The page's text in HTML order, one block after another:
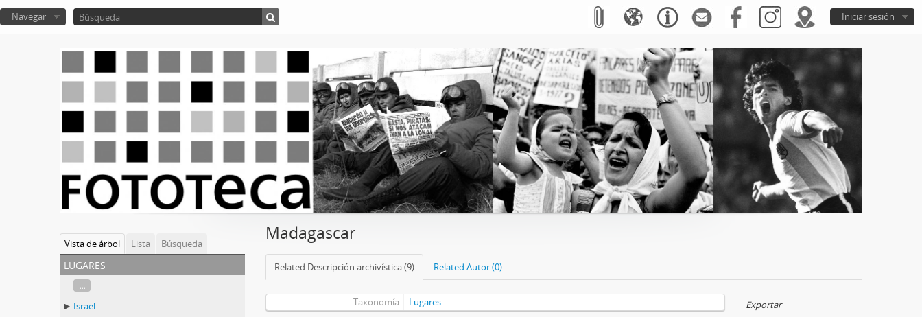
Iniciar sesión
Navegar
Vista de árbol Lista Búsqueda
lugares
...
Israel
Madagascar
Related Descripción archivística (9) Related Autor (0)
Taxonomía Lugares Exportar